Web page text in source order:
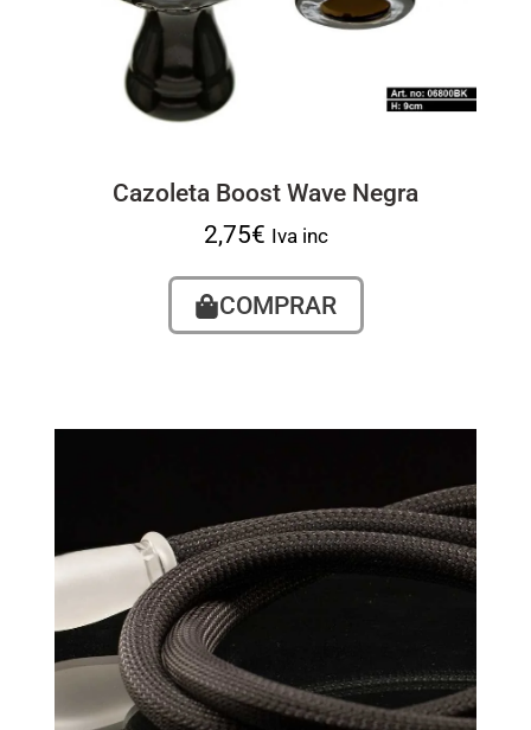
Cazoleta Boost Wave Negra
2,75€ Iva inc
COMPRAR